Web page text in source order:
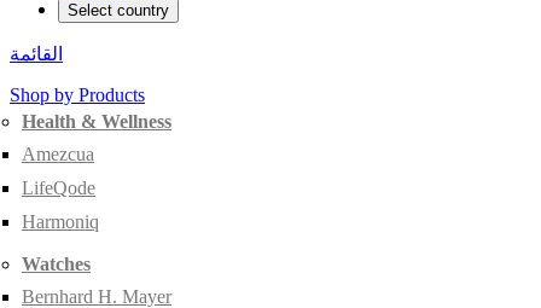
Select country
القائمة
Shop by Products
Health & Wellness
Amezcua
LifeQode
Harmoniq
Watches
Bernhard H. Mayer